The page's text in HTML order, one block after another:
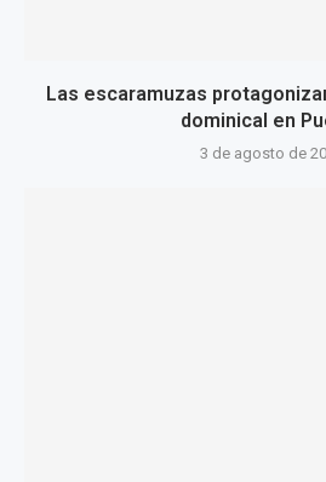
Las escaramuzas
dominical en
3 de agosto de